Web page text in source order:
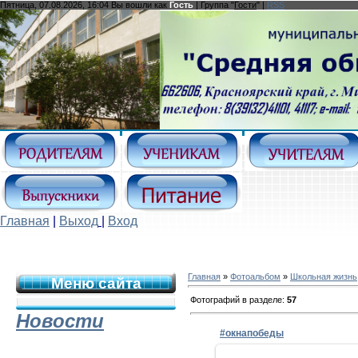
Пятница, 07.08.2026, 16:04 Вы вошли как Гость | Группа "Гости" | RSS
Главная Выход Вход
Меню сайта
Новости
Главная » Фотоальбом » Школьная жизнь
Фотографий в разделе: 57
#окнапобеды